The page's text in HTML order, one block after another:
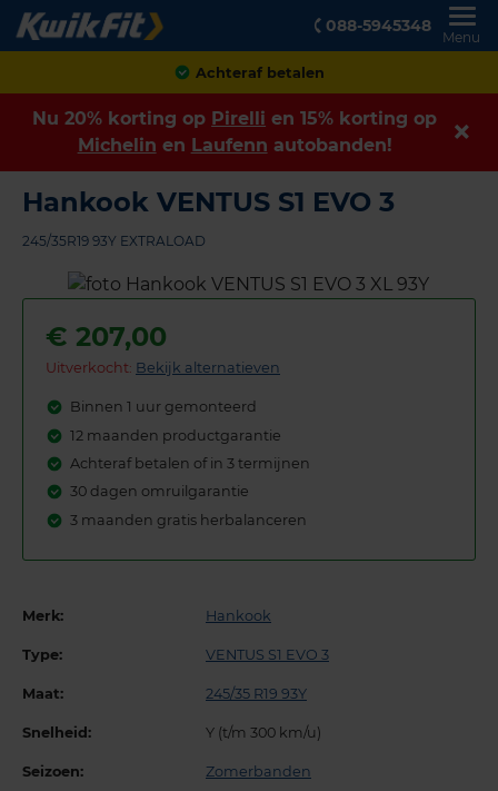
088-5945348
Menu
Achteraf betalen
Nu 20% korting op Pirelli en 15% korting op
Michelin en Laufenn autobanden!
Hankook VENTUS S1 EVO 3
245/35R19 93Y EXTRALOAD
€ 207,00
Uitverkocht: Bekijk alternatieven
Binnen 1 uur gemonteerd
12 maanden productgarantie
Achteraf betalen of in 3 termijnen
30 dagen omruilgarantie
3 maanden gratis herbalanceren
Merk: Hankook
Type: VENTUS S1 EVO 3
Maat: 245/35 R19 93Y
Snelheid: Y (t/m 300 km/u)
Seizoen: Zomerbanden